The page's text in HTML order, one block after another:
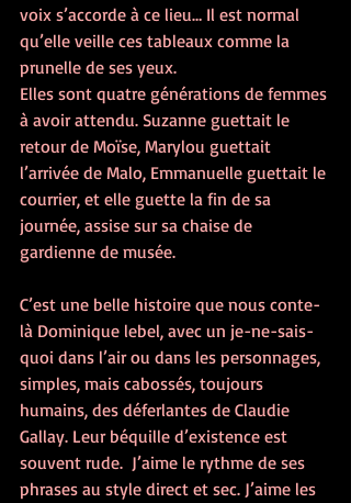
voix s’accorde à ce lieu… Il est normal
qu’elle veille ces tableaux comme la
prunelle de ses yeux.
Elles sont quatre générations de femmes
à avoir attendu. Suzanne guettait le
retour de Moïse, Marylou guettait
l’arrivée de Malo, Emmanuelle guettait le
courrier, et elle guette la fin de sa
journée, assise sur sa chaise de
gardienne de musée.
C’est une belle histoire que nous conte-
là Dominique lebel, avec un je-ne-sais-
quoi dans l’air ou dans les personnages,
simples, mais cabossés, toujours
humains, des déferlantes de Claudie
Gallay. Leur béquille d’existence est
souvent rude.  J’aime le rythme de ses
phrases au style direct et sec. J’aime les